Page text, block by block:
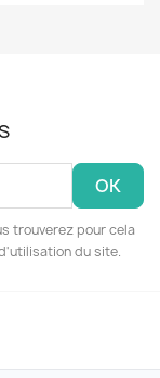
trouverez pour cela
du site.